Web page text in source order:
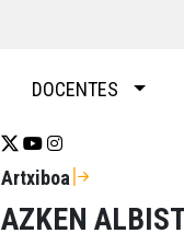
DOCENTES
Se abrirá nueva
Se abrirá nueva
Se abrirá
Artxiboa
AZKEN